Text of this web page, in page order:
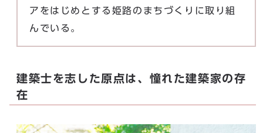
アをはじめとする姫路のまちづくりに取り組
んでいる。
建築士を志した原点は、憧れた建築家の存
在